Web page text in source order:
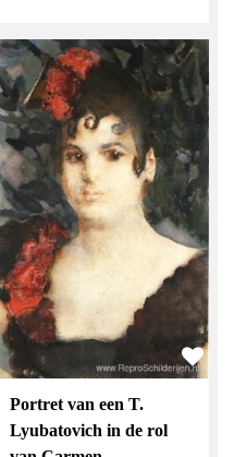
Portret van een T.
Lyubatovich in de rol